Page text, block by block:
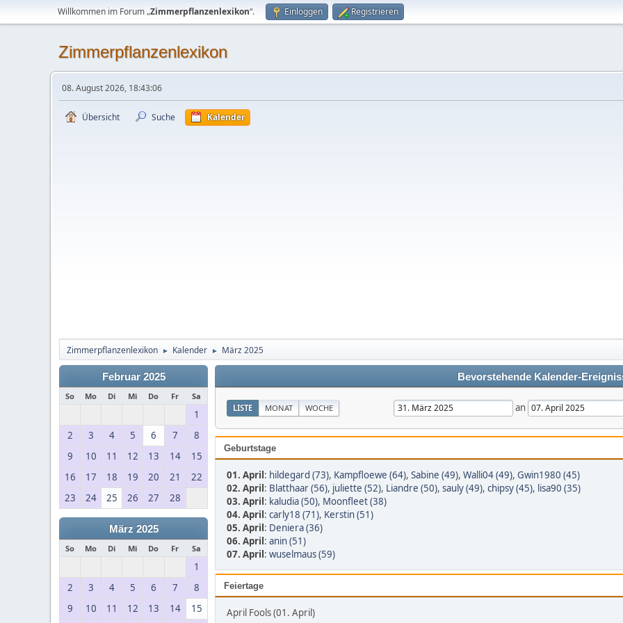
Willkommen im Forum „Zimmerpflanzenlexikon“. Einloggen Registrieren
Zimmerpflanzenlexikon
08. August 2026, 18:43:06
Übersicht Suche Kalender
Zimmerpflanzenlexikon ► Kalender ► März 2025
Februar 2025
So Mo Di Mi Do Fr Sa
1
2
3 4 5 6 7
8
9
10 11 12 13 14
15
16
17 18 19 20 21
22
23
24 25 26 27 28
März 2025
So Mo Di Mi Do Fr Sa
1
2
3 4 5 6 7
8
9
10 11 12 13 14 15
Bevorstehende Kalender-
LISTE MONAT WOCHE an
Geburtstage
01. April: hildegard (73), Kampfloewe (64), Sabine (49), Walli04 (49), Gwin1980 (45)
02. April: Blatthaar (56), juliette (52), Liandre (50), sauly (49), chipsy (45), lisa90 (35)
03. April: kaludia (50), Moonfleet (38)
04. April: carly18 (71), Kerstin (51)
05. April: Deniera (36)
06. April: anin (51)
07. April: wuselmaus (59)
Feiertage
April Fools (01. April)